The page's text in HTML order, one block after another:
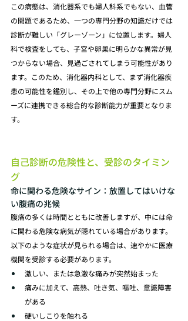
この病態は、消化器系でも婦人科系でもない、血管
の問題であるため、一つの専門分野の知識だけでは
診断が難しい「グレーゾーン」に位置します。婦人
科で検査をしても、子宮や卵巣に明らかな異常が見
つからない場合、見過ごされてしまう可能性があり
ます。このため、消化器内科として、まず消化器疾
患の可能性を鑑別し、その上で他の専門分野にスム
ーズに連携できる総合的な診断能力が重要となりま
す。
自己診断の危険性と、受診のタイミン
グ
命に関わる危険なサイン：放置してはいけな
い腹痛の兆候
腹痛の多くは時間とともに改善しますが、中には命
に関わる危険な病気が隠れている場合があります。
以下のような症状が見られる場合は、速やかに医療
機関を受診する必要があります。
激しい、または急激な痛みが突然始まった
痛みに加えて、高熱、吐き気、嘔吐、意識障害
がある
硬いしこりを触れる